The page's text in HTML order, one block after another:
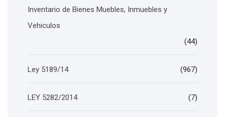
Inventario de Bienes Muebles, Inmuebles y
Vehiculos
(44)
Ley 5189/14 (967)
LEY 5282/2014 (7)